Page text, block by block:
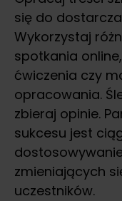
się do
Wykorzystaj
spotkania
ćwiczenia czy
opracowania.
zbieraj opinie.
sukcesu jest
zmieniających
uczestników.